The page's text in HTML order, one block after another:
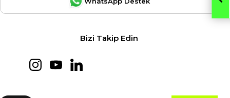
Bizi Takip Edin